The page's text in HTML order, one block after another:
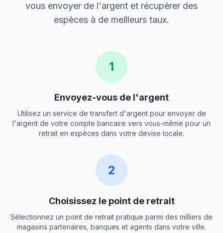
vous envoyer de l'argent et récupérer des
espèces à de meilleurs taux.
1
Envoyez-vous de l'argent
Utilisez un service de transfert d'argent pour envoyer de
l'argent de votre compte bancaire vers vous-même pour un
retrait en espèces dans votre devise locale.
2
Choisissez le point de retrait
Sélectionnez un point de retrait pratique parmi des milliers de
magasins partenaires, banques et agents dans votre ville.